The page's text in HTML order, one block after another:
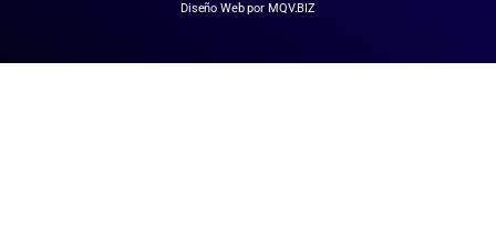
Diseño Web por MQV.BIZ